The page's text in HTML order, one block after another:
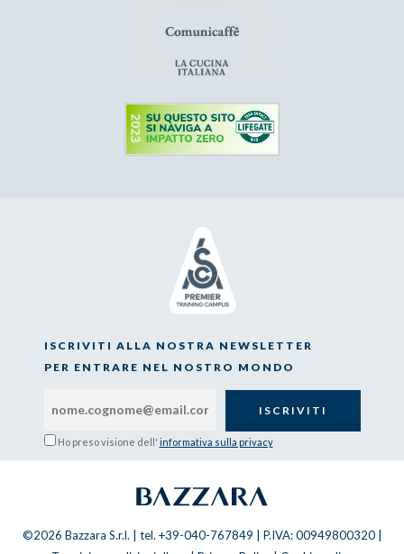
ISCRIVITI ALLA NOSTRA NEWSLETTER
PER ENTRARE NEL NOSTRO MONDO
Ho preso visione dell' informativa sulla privacy
©2026 Bazzara S.r.l. | tel. +39-040-767849 | P.IVA: 00949800320 |